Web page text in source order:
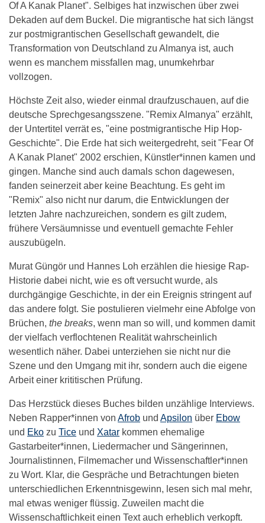
Of A Kanak Planet". Selbiges hat inzwischen über zwei
Dekaden auf dem Buckel. Die migrantische hat sich längst
zur postmigrantischen Gesellschaft gewandelt, die
Transformation von Deutschland zu Almanya ist, auch
wenn es manchem missfallen mag, unumkehrbar
vollzogen.
Höchste Zeit also, wieder einmal draufzuschauen, auf die
deutsche Sprechgesangsszene. "Remix Almanya" erzählt,
der Untertitel verrät es, "eine postmigrantische Hip Hop-
Geschichte". Die Erde hat sich weitergedreht, seit "Fear Of
A Kanak Planet" 2002 erschien, Künstler*innen kamen und
gingen. Manche sind auch damals schon dagewesen,
fanden seinerzeit aber keine Beachtung. Es geht im
"Remix" also nicht nur darum, die Entwicklungen der
letzten Jahre nachzureichen, sondern es gilt zudem,
frühere Versäumnisse und eventuell gemachte Fehler
auszubügeln.
Murat Güngör und Hannes Loh erzählen die hiesige Rap-
Historie dabei nicht, wie es oft versucht wurde, als
durchgängige Geschichte, in der ein Ereignis stringent auf
das andere folgt. Sie postulieren vielmehr eine Abfolge von
Brüchen, the breaks, wenn man so will, und kommen damit
der vielfach verflochtenen Realität wahrscheinlich
wesentlich näher. Dabei unterziehen sie nicht nur die
Szene und den Umgang mit ihr, sondern auch die eigene
Arbeit einer krititischen Prüfung.
Das Herzstück dieses Buches bilden unzählige Interviews.
Neben Rapper*innen von Afrob und Apsilon über Ebow
und Eko zu Tice und Xatar kommen ehemalige
Gastarbeiter*innen, Liedermacher und Sängerinnen,
Journalistinnen, Filmemacher und Wissenschaftler*innen
zu Wort. Klar, die Gespräche und Betrachtungen bieten
unterschiedlichen Erkenntnisgewinn, lesen sich mal mehr,
mal etwas weniger flüssig. Zuweilen macht die
Wissenschaftlichkeit einen Text auch erheblich verkopft.